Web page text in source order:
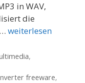
in WAV,
die
weiterlesen
,
freeware,